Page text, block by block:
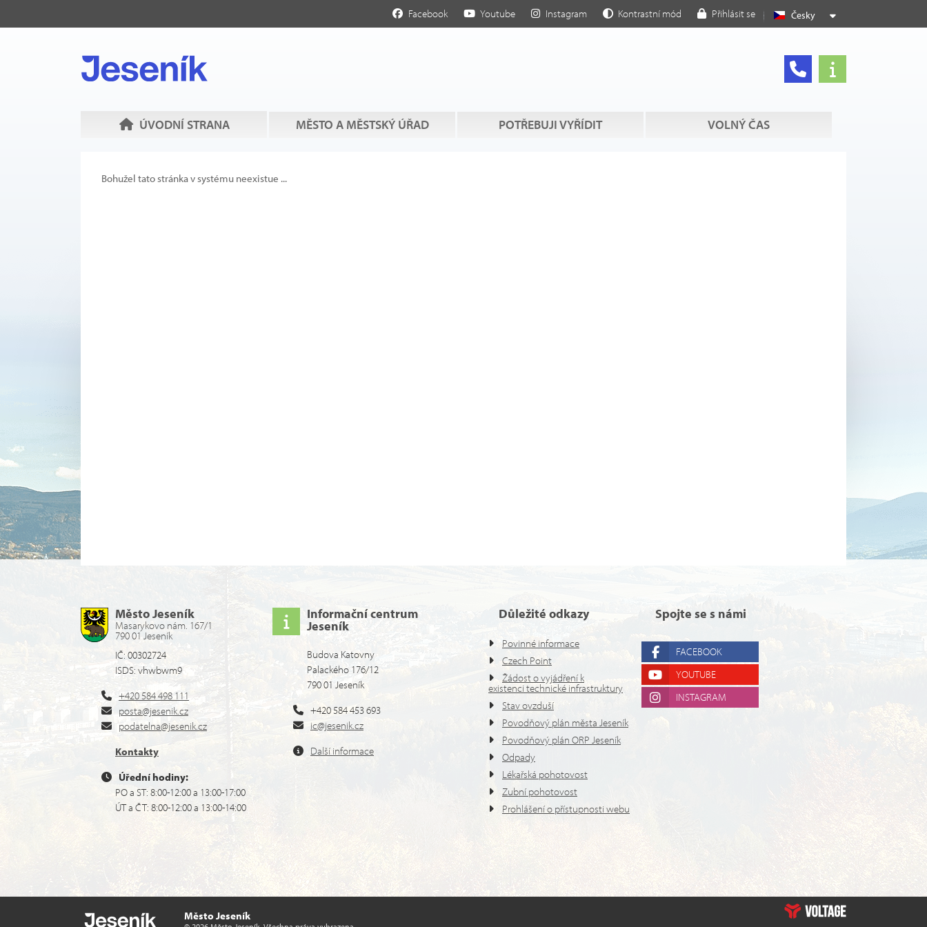
Česky
Facebook Youtube Instagram Kontrastní mód Přihlásit se
ÚVODNÍ STRANA MĚSTO A MĚSTSKÝ ÚŘAD POTŘEBUJI VYŘÍDIT VOLNÝ ČAS
Bohužel tato stránka v systému neexistue ...
Město Jeseník
Masarykovo nám. 167/1
790 01 Jeseník
IČ: 00302724
ISDS: vhwbwm9
+420 584 498 111
posta@jesenik.cz
podatelna@jesenik.cz
Kontakty
Úřední hodiny:
PO a ST: 8:00-12:00 a 13:00-17:00
ÚT a ČT: 8:00-12:00 a 13:00-14:00
Informační centrum
Jeseník
Budova Katovny
Palackého 176/12
790 01 Jeseník
+420 584 453 693
ic@jesenik.cz
Další informace
Důležité odkazy
Povinné informace
Czech Point
Žádost o vyjádření k
existenci technické infrastruktury
Stav ovzduší
Povodňový plán města Jeseník
Povodňový plán ORP Jeseník
Odpady
Lékařská pohotovost
Zubní pohotovost
Prohlášení o přístupnosti webu
Spojte se s námi
FACEBOOK
YOUTUBE
INSTAGRAM
Město Jeseník